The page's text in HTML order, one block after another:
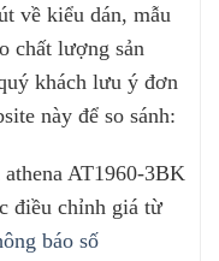
về kiểu dán, mẫu
chất lượng sản
khách lưu ý đơn
này để so sánh:
AT1960-3BK
điều chỉnh giá từ
báo số